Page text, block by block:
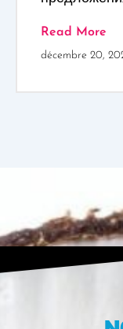
Read More
décembre 20,